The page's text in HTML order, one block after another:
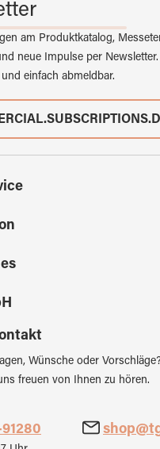
am Produktkatalog,
neue Impulse per Newsletter.
einfach abmeldbar.
Wünsche oder
freuen von Ihnen zu hören.